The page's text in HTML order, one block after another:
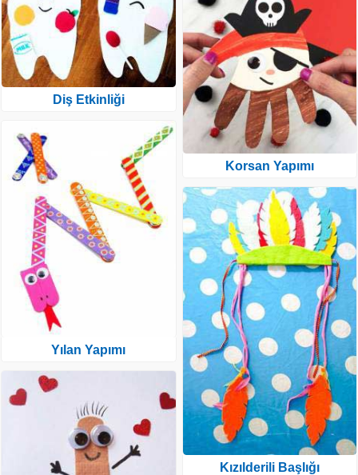
Diş Etkinliği
Yılan Yapımı
Korsan Yapımı
Kızılderili Başlığı